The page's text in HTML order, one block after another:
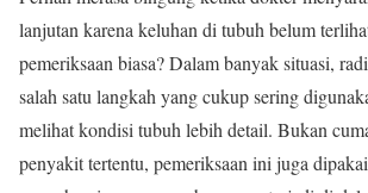
lanjutan karena keluhan di tubuh belum
pemeriksaan biasa? Dalam banyak situasi,
salah satu langkah yang cukup sering
melihat kondisi tubuh lebih detail. Bukan
penyakit tertentu, pemeriksaan ini juga